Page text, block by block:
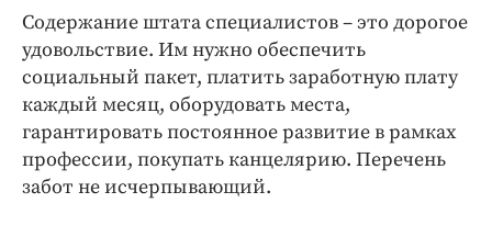
Содержание штата специалистов – это дорогое
удовольствие. Им нужно обеспечить
социальный пакет, платить заработную плату
каждый месяц, оборудовать места,
гарантировать постоянное развитие в рамках
профессии, покупать канцелярию. Перечень
забот не исчерпывающий.